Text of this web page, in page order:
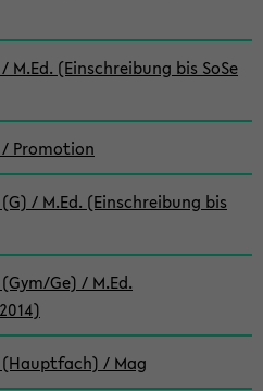
(Einschreibung bis SoSe
Promotion
/ M.Ed. (Einschreibung bis
Ge) / M.Ed.
/ Mag